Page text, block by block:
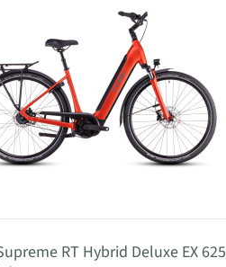
RT Hybrid Deluxe EX 625